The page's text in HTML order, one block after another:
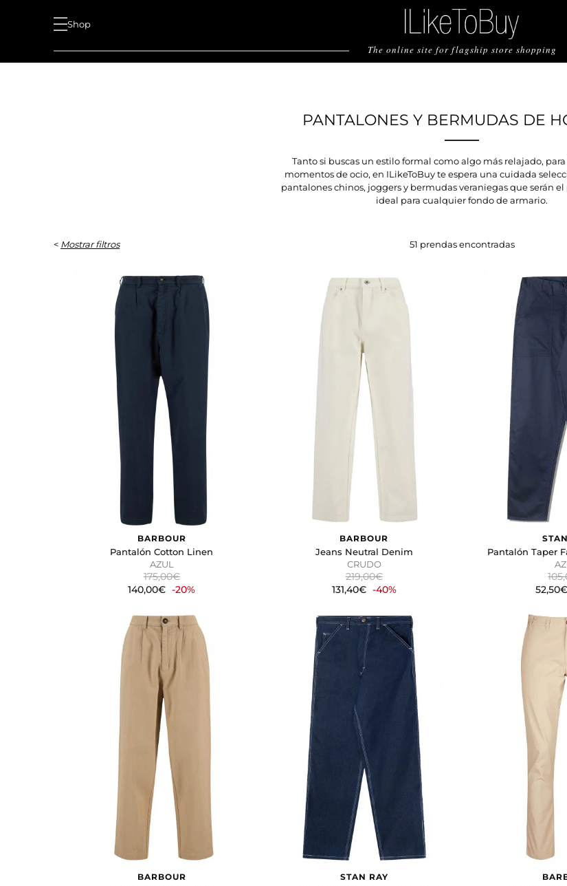
Shop
The online site for flagship store shopping
PANTALONES Y BERMUDAS DE
Tanto si buscas un estilo formal como algo más relajado,
momentos de ocio, en ILikeToBuy te espera una cuidada
pantalones chinos, joggers y bermudas veraniegas que serán
ideal para cualquier fondo de armario.
< Mostrar filtros 51 prendas encontradas
MC2 Saint Barth
Parajumpers
The Kooples
DESCRIPCIÓN
Pantalones Chinos
34
36
40
48
2XL
BARBOUR
Pantalón Cotton Linen
AZUL
175,00€
140,00€ -20%
BARBOUR
Jeans Neutral Denim
CRUDO
219,00€
131,40€ -40%
Pantalón Taper
52,50€
BARBOUR STAN RAY